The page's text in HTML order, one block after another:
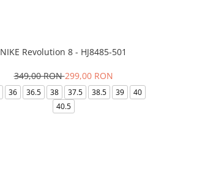
NIKE Revolution 8 - HJ8485-501
349,00 RON299,00 RON
36 36.5 38 37.5 38.5 39
40
40.5